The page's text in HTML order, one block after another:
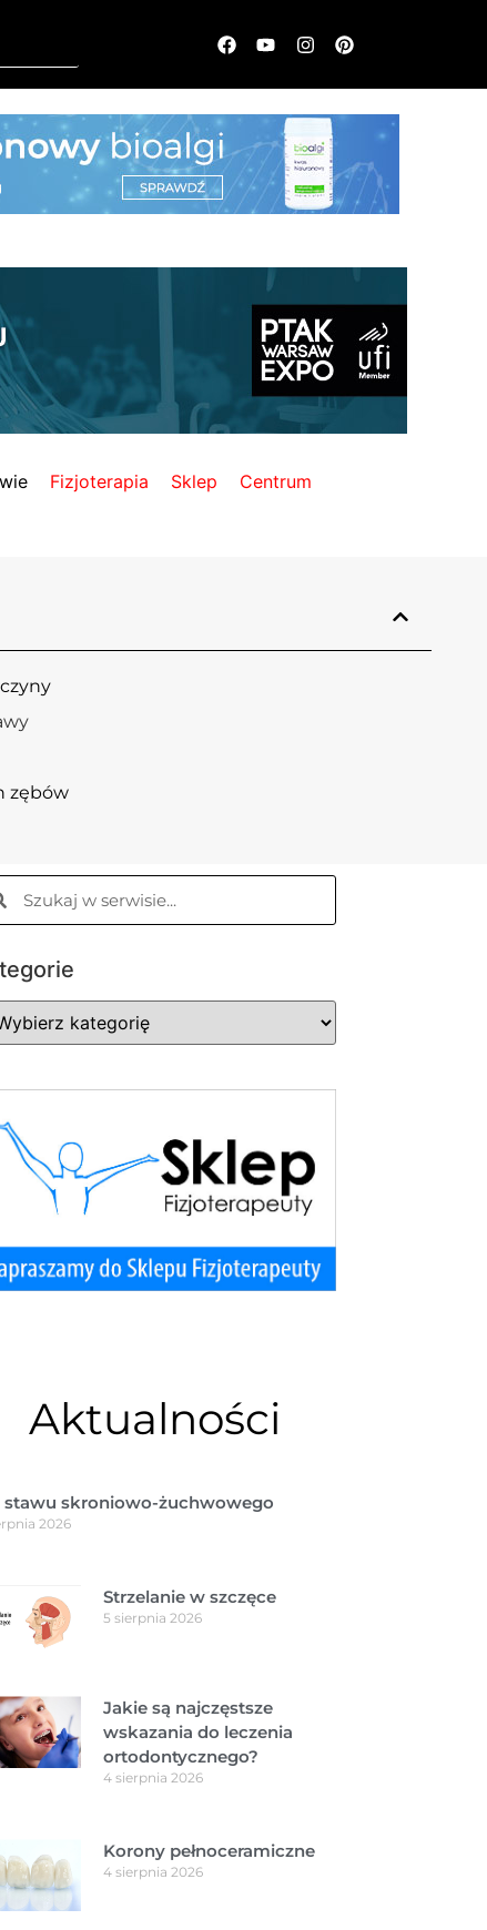
Fizjoterapia Sklep Centrum
zębów
Aktualności
stawu skroniowo-żuchwowego
2026
Strzelanie w szczęce
5 sierpnia 2026
Jakie są najczęstsze
wskazania do leczenia
ortodontycznego?
4 sierpnia 2026
Korony pełnoceramiczne
4 sierpnia 2026